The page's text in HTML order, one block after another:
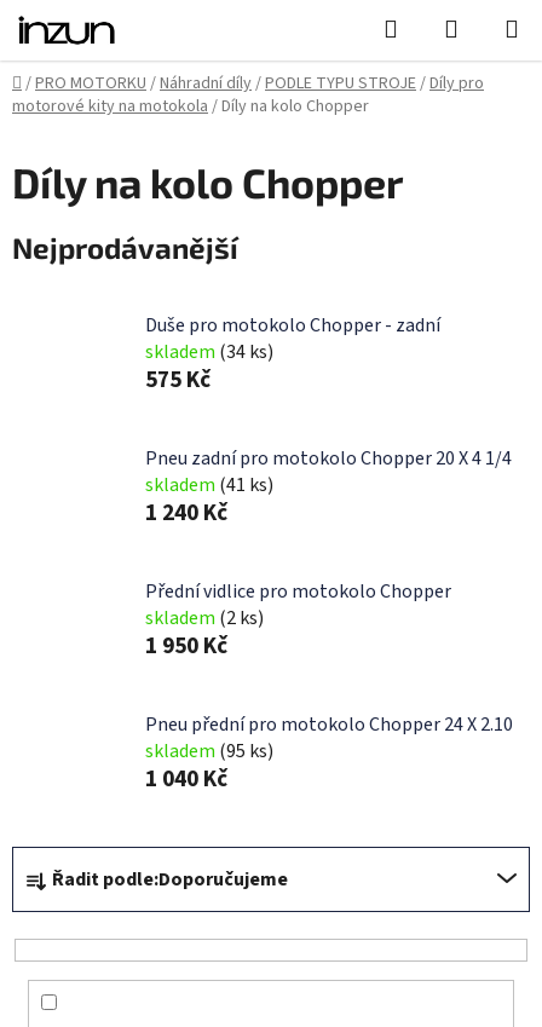
Přejít
obsah
Hledat
KOŠÍK
Domů
/PRO MOTORKU/Náhradní díly/PODLE TYPU STROJE/Díly pro
motorové kity na motokola/Díly na kolo Chopper
Díly na kolo Chopper
Nejprodávanější
Duše pro motokolo Chopper - zadní
skladem (34 ks)
575 Kč
Pneu zadní pro motokolo Chopper 20 X 4 1/4
skladem (41 ks)
1 240 Kč
Přední vidlice pro motokolo Chopper
skladem (2 ks)
1 950 Kč
Pneu přední pro motokolo Chopper 24 X 2.10
skladem (95 ks)
1 040 Kč
Ř
a
z
e
Řadit podle:Doporučujeme